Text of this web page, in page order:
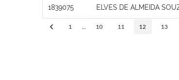
1839075 ELVES DE ALMEIDA
1 10 11 12 13